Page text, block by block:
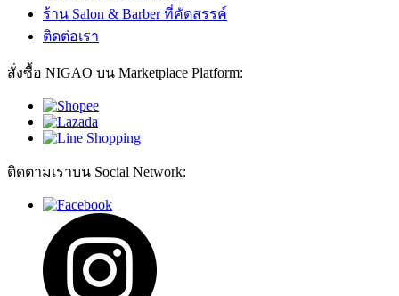
ร้าน Salon & Barber ที่คัดสรรค์
ติดต่อเรา
สั่งซื้อ NIGAO บน Marketplace Platform:
ติดตามเราบน Social Network: